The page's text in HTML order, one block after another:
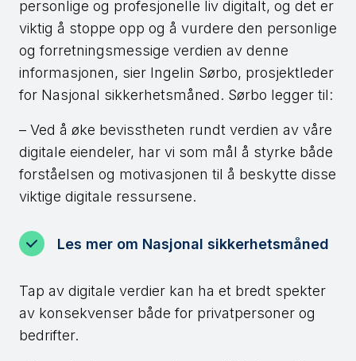
personlige og profesjonelle liv digitalt, og det er
viktig å stoppe opp og å vurdere den personlige
og forretningsmessige verdien av denne
informasjonen, sier Ingelin Sørbo, prosjektleder
for Nasjonal sikkerhetsmåned. Sørbo legger til:
– Ved å øke bevisstheten rundt verdien av våre
digitale eiendeler, har vi som mål å styrke både
forståelsen og motivasjonen til å beskytte disse
viktige digitale ressursene.
Les mer om Nasjonal sikkerhetsmåned
Tap av digitale verdier kan ha et bredt spekter
av konsekvenser både for privatpersoner og
bedrifter.